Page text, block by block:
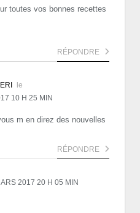
toutes vos bonnes recettes
RÉPONDRE
le
10 H 25 MIN
m en direz des nouvelles
RÉPONDRE
2017 20 H 05 MIN